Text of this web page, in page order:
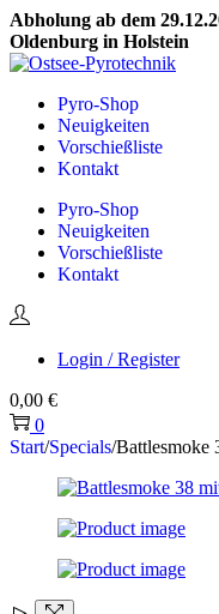
Abholung ab dem
Oldenburg in Holstein
Skip
navigation
Skip
contentPyro-Shop
Neuigkeiten
Vorschießliste
Kontakt
Pyro-Shop
Neuigkeiten
Vorschießliste
Kontakt
Login / Register
0,00 €
0
Start/Specials/Battlesmoke